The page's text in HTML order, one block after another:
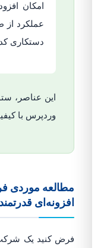
امکان
عملکرد از
دستکاری
این عناصر،
وردپرس با
مطالعه موردی
افزونه‌ای
فرض کنید یک